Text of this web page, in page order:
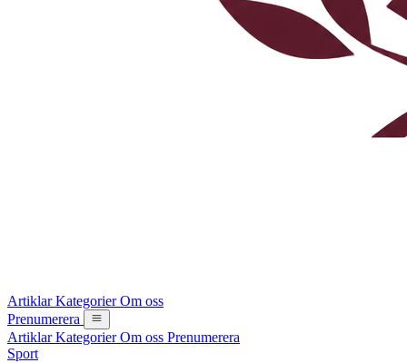
ArtiklarKategorierOm oss
Prenumerera
ArtiklarKategorierOm oss Prenumerera
Sport